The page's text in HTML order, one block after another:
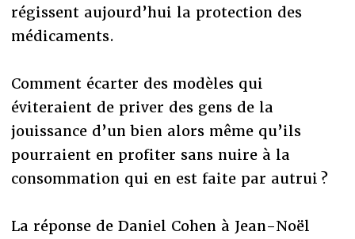
régissent aujourd’hui la protection des
médicaments.
Comment écarter des modèles qui
éviteraient de priver des gens de la
jouissance d’un bien alors même qu’ils
pourraient en profiter sans nuire à la
consommation qui en est faite par autrui ?
La réponse de Daniel Cohen à Jean-Noël